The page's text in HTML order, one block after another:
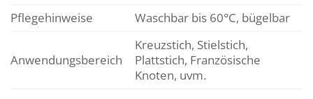
Pflegehinweise Waschbar bis 60°C, bügelbar
Anwendungsbereich
Kreuzstich, Stielstich,
Plattstich, Französische
Knoten, uvm.